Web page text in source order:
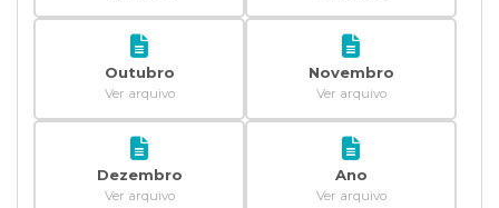
Outubro
Ver arquivo
Novembro
Ver arquivo
Dezembro
Ver arquivo
Ano
Ver arquivo